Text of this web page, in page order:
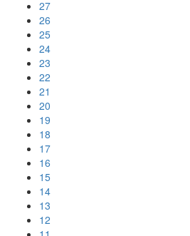
27
26
25
24
23
22
21
20
19
18
17
16
15
14
13
12